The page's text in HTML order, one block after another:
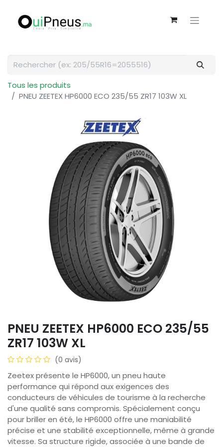
Tous les produits
PNEU ZEETEX HP6000 ECO 235/55 ZR17 103W XL
PNEU ZEETEX HP6000 ECO 235/55
ZR17 103W XL
(0 avis)
Zeetex présente le HP6000, un pneu haute
performance qui répond aux exigences des
conducteurs de véhicules de tourisme à la recherche
d'une qualité sans compromis. Spécialement conçu
pour briller en été, le HP6000 offre une maniabilité
précise et une stabilité exceptionnelle, même à grande
vitesse. Sa structure rigide, associée à une bande de